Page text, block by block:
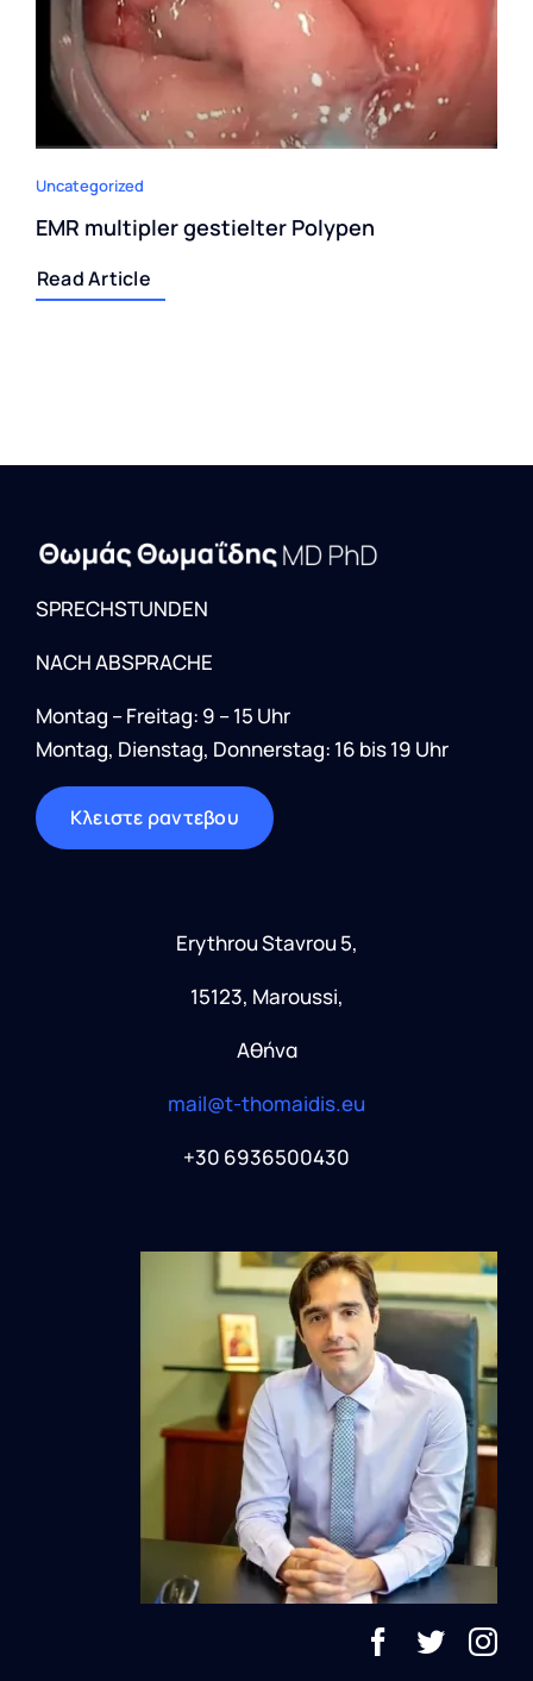
Uncategorized
EMR multipler gestielter Polypen
Read Article
SPRECHSTUNDEN
NACH ABSPRACHE
Montag – Freitag: 9 – 15 Uhr
Montag, Dienstag, Donnerstag: 16 bis 19 Uhr
Kλειστε ραντεβου
Erythrou Stavrou 5,
15123, Maroussi,
Αθήνα
mail@t-thomaidis.eu
+30 6936500430